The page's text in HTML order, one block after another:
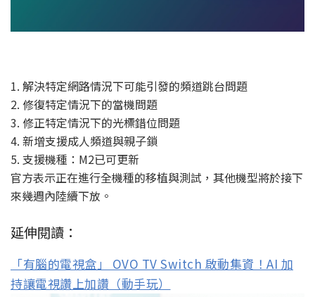
1. 解決特定網路情況下可能引發的頻道跳台問題
2. 修復特定情況下的當機問題
3. 修正特定情況下的光標錯位問題
4. 新增支援成人頻道與親子鎖
5. 支援機種：M2已可更新
官方表示正在進行全機種的移植與測試， 其他機型將於接下
來幾週內陸續下放。
延伸閱讀：
「有腦的電視盒」 OVO TV Switch 啟動集資！AI 加
持讓電視讚上加讚（動手玩）